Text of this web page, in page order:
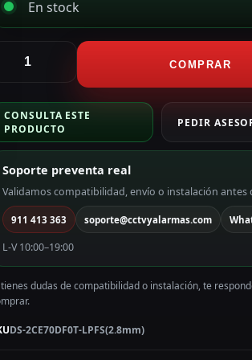
En stock
COMPRAR
CONSULTA ESTE
PRODUCTO
PEDIR
Soporte preventa real
Validamos compatibilidad, envío o instalación antes
911 413 363 soporte@cctvyalarmas.com
L-V 10:00–19:00
dudas de compatibilidad o instalación, te
DS-2CE70DF0T-LPFS(2.8mm)